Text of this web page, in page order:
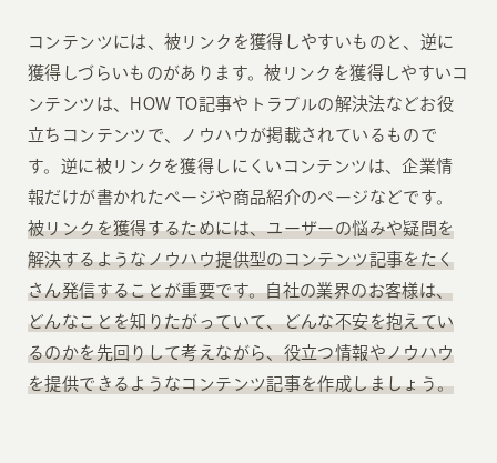
コンテンツには、被リンクを獲得しやすいものと、逆に
獲得しづらいものがあります。被リンクを獲得しやすいコ
ンテンツは、HOW TO記事やトラブルの解決法などお役
立ちコンテンツで、ノウハウが掲載されているもので
す。逆に被リンクを獲得しにくいコンテンツは、企業情
報だけが書かれたページや商品紹介のページなどです。
被リンクを獲得するためには、ユーザーの悩みや疑問を
解決するようなノウハウ提供型のコンテンツ記事をたく
さん発信することが重要です。自社の業界のお客様は、
どんなことを知りたがっていて、どんな不安を抱えてい
るのかを先回りして考えながら、役立つ情報やノウハウ
を提供できるようなコンテンツ記事を作成しましょう。